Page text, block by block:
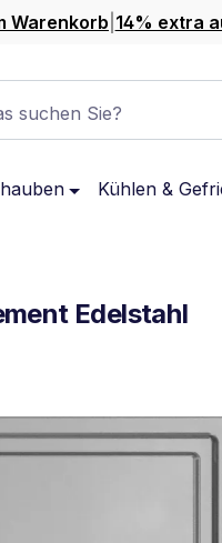
Warenkorb 14% extra
suchen Sie?
Kühlen &
Edelstahl